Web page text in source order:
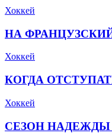
Хоккей
НА
Хоккей
КОГДА
Хоккей
СЕЗОН НАДЕЖДЫ